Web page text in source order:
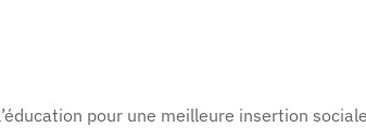
pour une meilleure insertion sociale